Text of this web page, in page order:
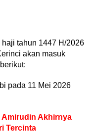
tahun 1447 H/2026
akan masuk
pada 11 Mei 2026
Amirudin Akhirnya
Tercinta